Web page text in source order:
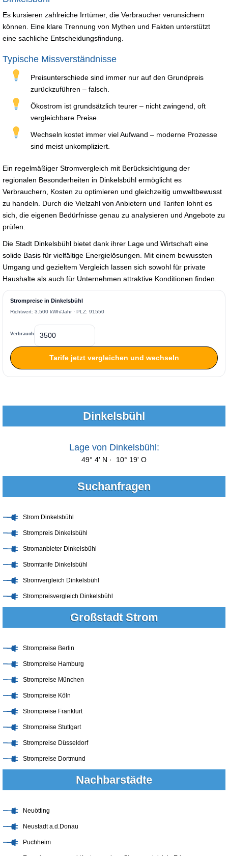
Es kursieren zahlreiche Irrtümer, die Verbraucher verunsichern
können. Eine klare Trennung von Mythen und Fakten unterstützt
eine sachliche Entscheidungsfindung.
Typische Missverständnisse
Preisunterschiede sind immer nur auf den Grundpreis
zurückzuführen – falsch.
Ökostrom ist grundsätzlich teurer – nicht zwingend, oft
vergleichbare Preise.
Wechseln kostet immer viel Aufwand – moderne Prozesse
sind meist unkompliziert.
Ein regelmäßiger Stromvergleich mit Berücksichtigung der
regionalen Besonderheiten in Dinkelsbühl ermöglicht es
Verbrauchern, Kosten zu optimieren und gleichzeitig umweltbewusst
zu handeln. Durch die Vielzahl von Anbietern und Tarifen lohnt es
sich, die eigenen Bedürfnisse genau zu analysieren und Angebote zu
prüfen.
Die Stadt Dinkelsbühl bietet dank ihrer Lage und Wirtschaft eine
solide Basis für vielfältige Energielösungen. Mit einem bewussten
Umgang und gezieltem Vergleich lassen sich sowohl für private
Haushalte als auch für Unternehmen attraktive Konditionen finden.
Strompreise in Dinkelsbühl
Richtwert: 3.500 kWh/Jahr · PLZ: 91550
Verbrauch
Tarife jetzt vergleichen und wechseln
Dinkelsbühl
Lage von Dinkelsbühl:
49° 4' N · 10° 19' O
Suchanfragen
Strom Dinkelsbühl
Strompreis Dinkelsbühl
Stromanbieter Dinkelsbühl
Stromtarife Dinkelsbühl
Stromvergleich Dinkelsbühl
Strompreisvergleich Dinkelsbühl
Großstadt Strom
Strompreise Berlin
Strompreise Hamburg
Strompreise München
Strompreise Köln
Strompreise Frankfurt
Strompreise Stuttgart
Strompreise Düsseldorf
Strompreise Dortmund
Nachbarstädte
Neuötting
Neustadt a.d.Donau
Puchheim